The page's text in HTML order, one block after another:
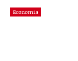
Economia